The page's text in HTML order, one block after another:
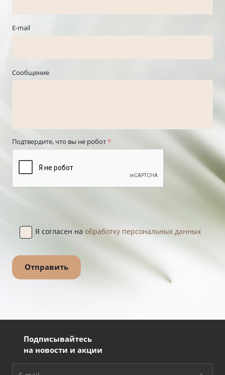
E-mail
Сообщение
Подтвердите, что вы не робот*
Я согласен на обработку персональных данных
Подписывайтесь
на новости и акции